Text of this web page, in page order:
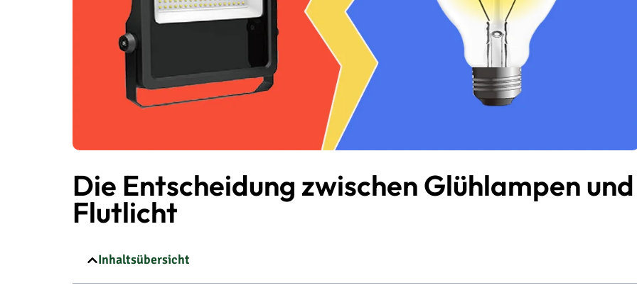
Die Entscheidung zwischen Glühlampen und
Flutlicht
Inhaltsübersicht